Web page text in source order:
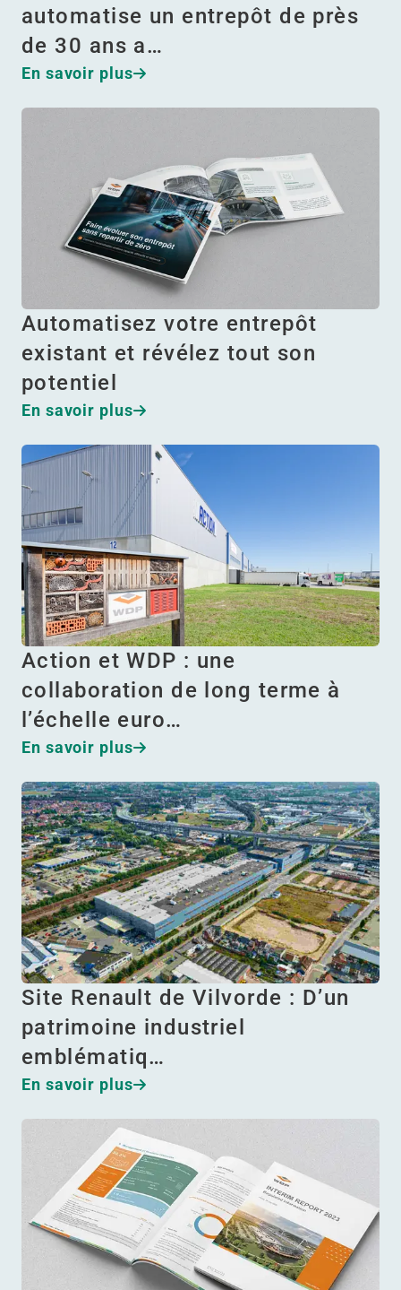
automatise un entrepôt de près
de 30 ans a…
En savoir plus
Automatisez votre entrepôt
existant et révélez tout son
potentiel
En savoir plus
Action et WDP : une
collaboration de long terme à
l’échelle euro…
En savoir plus
Site Renault de Vilvorde : D’un
patrimoine industriel
emblématiq…
En savoir plus